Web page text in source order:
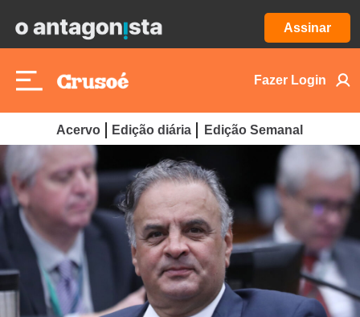
Assinar
Fazer Login
Acervo Edição diária Edição Semanal